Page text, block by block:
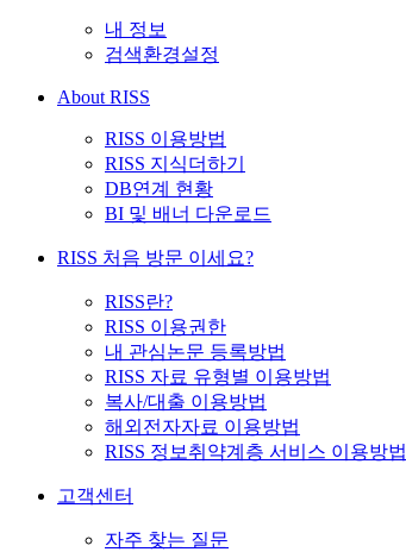
내 정보
검색환경설정
About RISS
RISS 이용방법
RISS 지식더하기
DB연계 현황
BI 및 배너 다운로드
RISS 처음 방문 이세요?
RISS란?
RISS 이용권한
내 관심논문 등록방법
RISS 자료 유형별 이용방법
복사/대출 이용방법
해외전자자료 이용방법
RISS 정보취약계층 서비스 이용방법
고객센터
자주 찾는 질문